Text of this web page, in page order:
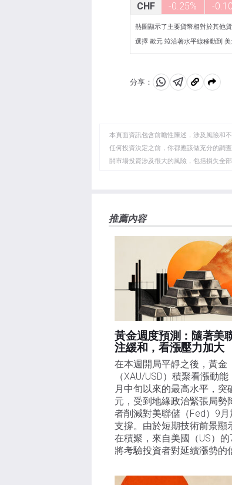
CHF
-0.25% -
熱圖顯示了主要貨幣相對於其他
選擇 歐元 竝沿著水平線移動到
分享：
分
WhatsApp
分
Telegram
複
剪
貼
板
本頁面資訊包含前瞻性陳述，涉及風險和
任何投資決定之前，你都應該做充分的調
開市場投資涉及很大的風險，包括損失全
FXStreet和作者不提供個性化的建議。作
失，傷害或損害由此資訊及其顯示或使用
推薦內容
黃金週度預測：隨著美
注緩和，看漲壓力加大
在本週開局平靜之後，黃金
（XAU/USD）積聚看漲動
月中旬以來的最高水平，突
元，受到地緣政治緊張局勢
者削減對美聯儲（Fed）9
支撐。由於短期技術前景顯
在積聚，來自美國（US）
將考驗投資者對延續漲勢的